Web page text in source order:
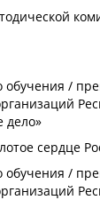
/
дело»
сердце
/